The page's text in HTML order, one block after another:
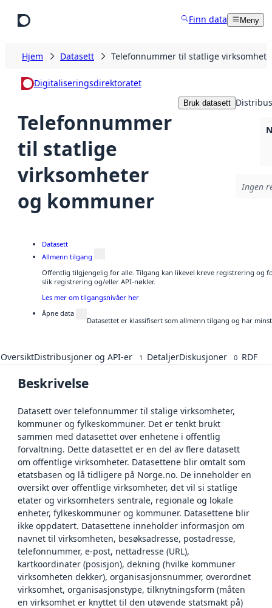
Finn data Meny
Hjem Datasett Telefonnummer til statlige
Digitaliseringsdirektoratet
Telefonnummer
til statlige
virksomheter
og kommuner
Bruk datasett
Ingen
Datasett
Allmenn tilgang
Offentlig tilgjengelig for alle. Tilgang kan likevel kreve registrering og
slik registrering og/eller API-nøkler.
Les mer om tilgangsnivåer her
Åpne data
Datasettet er klassifisert som allmenn tilgang og har
OversiktDistribusjoner og API-er 1 DetaljerDiskusjoner 0 RDF
Beskrivelse
Datasett over telefonnummer til stalige virksomheter,
kommuner og fylkeskommuner. Det er tenkt brukt
sammen med datasettet over enhetene i offentlig
forvaltning. Dette datasettet er en del av flere datasett
om offentlige virksomheter. Datasettene blir omtalt som
etatsbasen og lå tidligere på Norge.no. De inneholder en
oversikt over offentlige virksomheter, det vil si statlige
etater og virksomheters sentrale, regionale og lokale
enheter, fylkeskommuner og kommuner. Datasettene blir
ikke oppdatert. Datasettene inneholder informasjon om
navnet til virksomheten, besøksadresse, postadresse,
telefonnummer, e-post, nettadresse (URL),
kartkoordinater (posisjon), dekning (hvilke kommuner
virksomheten dekker), organisasjonsnummer, overordnet
virksomhet, organisasjonstype, tilknytningsform (måten
en virksomhet er knyttet til den utøvende statsmakt på)